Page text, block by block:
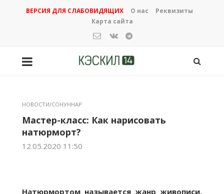
ВЕРСИЯ ДЛЯ СЛАБОВИДЯЩИХ О нас
Реквизиты
Карта сайта
НОВОСТИ/СОНУННАР
Мастер-класс: Как нарисовать
натюрморт?
12.05.2020 11:50
Натюрмортом называется жанр живописи,